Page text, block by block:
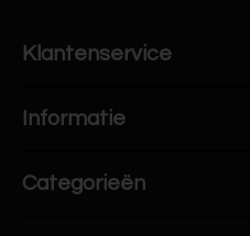
Klantenservice
Informatie
Categorieën